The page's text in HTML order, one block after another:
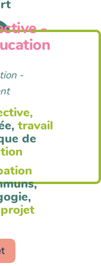
-
-
travail
de